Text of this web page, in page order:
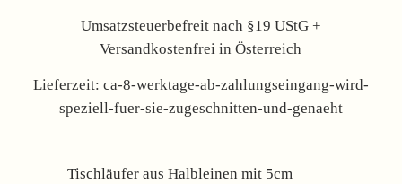
Umsatzsteuerbefreit nach §19 UStG +
Versandkostenfrei in Österreich
Lieferzeit: ca-8-werktage-ab-zahlungseingang-wird-
speziell-fuer-sie-zugeschnitten-und-genaeht
Tischläufer aus Halbleinen mit 5cm